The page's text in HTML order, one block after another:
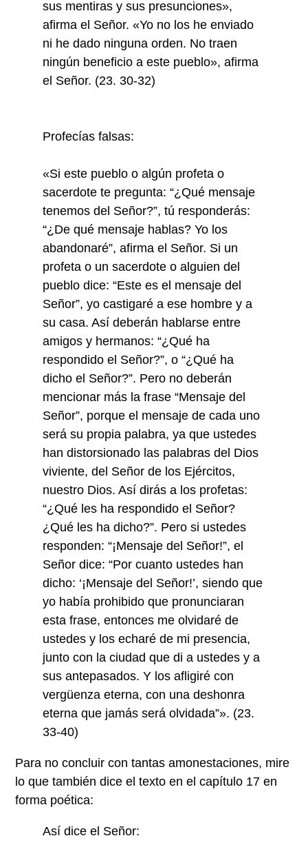
sus mentiras y sus presunciones»,
afirma el Señor. «Yo no los he enviado
ni he dado ninguna orden. No traen
ningún beneficio a este pueblo», afirma
el Señor. (23. 30-32)
Profecías falsas:
«Si este pueblo o algún profeta o
sacerdote te pregunta: “¿Qué mensaje
tenemos del Señor?”, tú responderás:
“¿De qué mensaje hablas? Yo los
abandonaré”, afirma el Señor. Si un
profeta o un sacerdote o alguien del
pueblo dice: “Este es el mensaje del
Señor”, yo castigaré a ese hombre y a
su casa. Así deberán hablarse entre
amigos y hermanos: “¿Qué ha
respondido el Señor?”, o “¿Qué ha
dicho el Señor?”. Pero no deberán
mencionar más la frase “Mensaje del
Señor”, porque el mensaje de cada uno
será su propia palabra, ya que ustedes
han distorsionado las palabras del Dios
viviente, del Señor de los Ejércitos,
nuestro Dios. Así dirás a los profetas:
“¿Qué les ha respondido el Señor?
¿Qué les ha dicho?”. Pero si ustedes
responden: “¡Mensaje del Señor!”, el
Señor dice: “Por cuanto ustedes han
dicho: ‘¡Mensaje del Señor!’, siendo que
yo había prohibido que pronunciaran
esta frase, entonces me olvidaré de
ustedes y los echaré de mi presencia,
junto con la ciudad que di a ustedes y a
sus antepasados. Y los afligiré con
vergüenza eterna, con una deshonra
eterna que jamás será olvidada”». (23.
33-40)
Para no concluir con tantas amonestaciones, mire
lo que también dice el texto en el capítulo 17 en
forma poética:
Así dice el Señor: